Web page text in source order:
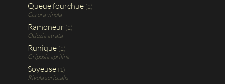
Queue fourchue (2)
Cerura vinula
Ramoneur (2)
Odezia atrata
Runique (2)
Griposia aprilina
Soyeuse (1)
Rivula sericealis